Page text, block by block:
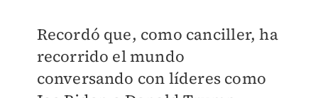
Recordó que, como canciller, ha
recorrido el mundo
conversando con líderes como